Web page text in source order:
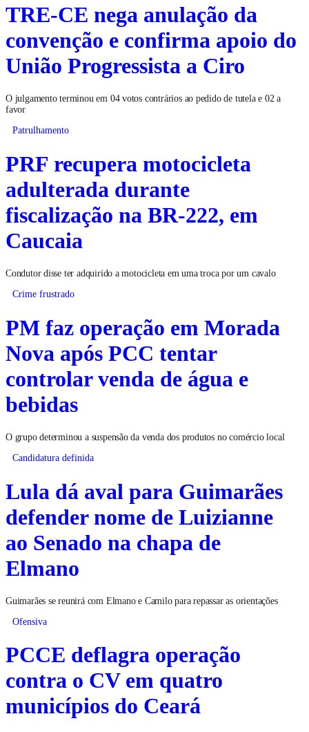
TRE-CE nega anulação da
convenção e confirma apoio do
União Progressista a Ciro
O julgamento terminou em 04 votos contrários ao pedido de tutela e 02 a
favor
Patrulhamento
PRF recupera motocicleta
adulterada durante
fiscalização na BR-222, em
Caucaia
Condutor disse ter adquirido a motocicleta em uma troca por um cavalo
Crime frustrado
PM faz operação em Morada
Nova após PCC tentar
controlar venda de água e
bebidas
O grupo determinou a suspensão da venda dos produtos no comércio local
Candidatura definida
Lula dá aval para Guimarães
defender nome de Luizianne
ao Senado na chapa de
Elmano
Guimarães se reunirá com Elmano e Camilo para repassar as orientações
Ofensiva
PCCE deflagra operação
contra o CV em quatro
municípios do Ceará